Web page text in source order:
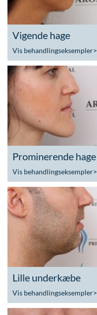
Vigende hage
Vis behandlingseksempler>
Prominerende hage
Vis behandlingseksempler>
Lille underkæbe
Vis behandlingseksempler>